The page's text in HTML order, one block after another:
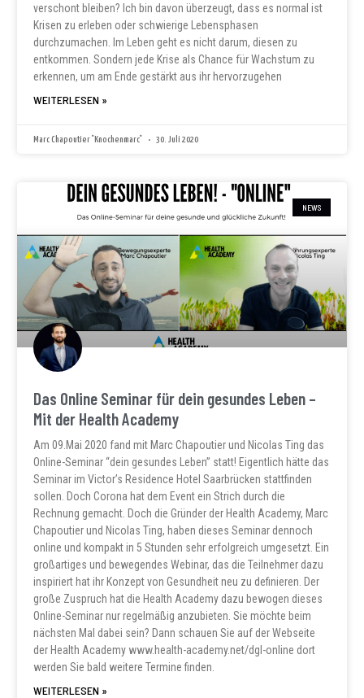
verschont bleiben? Ich bin davon überzeugt, dass es normal ist
Krisen zu erleben oder schwierige Lebensphasen
durchzumachen. Im Leben geht es nicht darum, diesen zu
entkommen. Sondern jede Krise als Chance für Wachstum zu
erkennen, um am Ende gestärkt aus ihr hervorzugehen
WEITERLESEN »
Marc Chapoutier "Knochenmarc" 30. Juli 2020
NEWS
Das Online Seminar für dein gesundes Leben –
Mit der Health Academy
Am 09.Mai 2020 fand mit Marc Chapoutier und Nicolas Ting das
Online-Seminar “dein gesundes Leben” statt! Eigentlich hätte das
Seminar im Victor’s Residence Hotel Saarbrücken stattfinden
sollen. Doch Corona hat dem Event ein Strich durch die
Rechnung gemacht. Doch die Gründer der Health Academy, Marc
Chapoutier und Nicolas Ting, haben dieses Seminar dennoch
online und kompakt in 5 Stunden sehr erfolgreich umgesetzt. Ein
großartiges und bewegendes Webinar, das die Teilnehmer dazu
inspiriert hat ihr Konzept von Gesundheit neu zu definieren. Der
große Zuspruch hat die Health Academy dazu bewogen dieses
Online-Seminar nur regelmäßig anzubieten. Sie möchte beim
nächsten Mal dabei sein? Dann schauen Sie auf der Webseite
der Health Academy www.health-academy.net/dgl-online dort
werden Sie bald weitere Termine finden.
WEITERLESEN »